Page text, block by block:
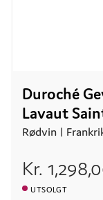
Duroché
Lavaut
Rødvin |
Kr.
UTSOLGT